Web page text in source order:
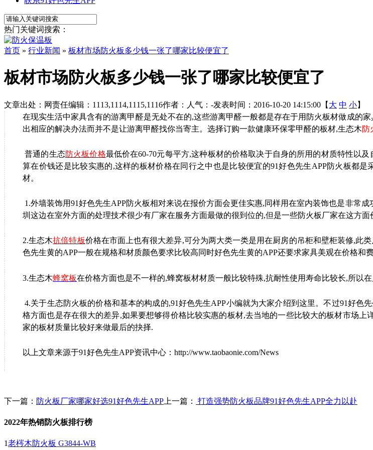
热门关键词搜索：
首页 » 行业新闻 » 板材市场防火板多少钱一张了哪家比较便宜了
板材市场防火板多少钱一张了哪家比较便宜了
文章出处： 网责任编辑：1113,1114,1115,1116作者： 人气： -发表时间：2016-10-20 14:15:00【 大 中 小】
在现实生活中家具含有的游离甲醛是无处不在的,这些游离甲醛一般都是存在于用防火板材做成的家
出相应的解决办法而并不是让游离甲醛找你当寄主。选择订购一款健康环保零甲醛的板材,生态木防
普通的生态防火板价格最低价在60-70元每平方,这种板材的价格取决于自身的所用的材质特性以
算在价钱还是比较实惠的,这样的板材价格在同行之中也是比较便宜的91好色先生APP防火板都
材。
1.外墙装饰用91好色先生APP防火板相对来说在报价方面会更佳实惠,同样用在室内装饰也是非常成
圳这边在室外方面的处理技术很少有厂家在服务方面最做的很到位的,但是一些防火板厂家在这方
2.生态木抗倍特板价格在市面上也有很大差异,可分为两大类一类是用在厨房的吊柜和壁柜装修,此
色先生黄的APP一般在规格和材质颜色要求比较高同时好色先生黄的APP还要求家具美观在价格和
3.生态木蜂窝板在价格方面也是不一样的,蜂窝板材材质一般比较特殊,抗耐性使用寿命比较长,所以
4.关于生态防火板的价格和基本的构成的,91好色先生APP小编就为大家介绍到这里。不过91好色
格方面也是存在很大的差异,如果要想够得价格比较实惠的板材,去当地的一些比较大的板材市场上
家的板材质量比较好来做最后的抉择.
以上文章来源于91好色先生APP资讯中心：http://www.taobaonie.com/News
下一篇： 防火板厂家哪家好选91好色先生APP 上一篇： 打造强势防火板品牌91好色先生APP全力以赴
2022年热销防火板排行榜
1老梣木防火板 G3844-WB